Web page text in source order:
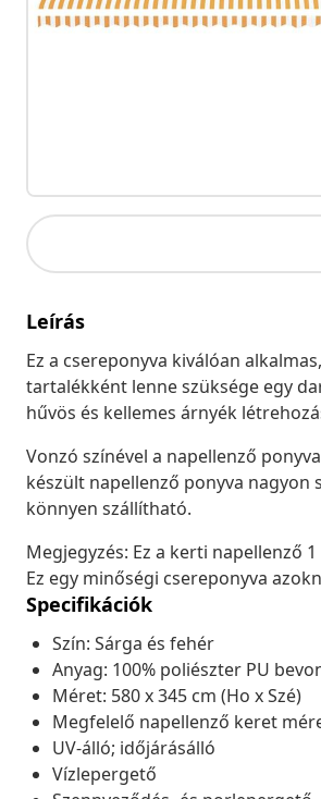
Leírás
Ez a csereponyva kiválóan
tartalékként lenne szüksége egy
hűvös és kellemes árnyék
Vonzó színével a napellenző
készült napellenző ponyva
könnyen szállítható.
Megjegyzés: Ez a kerti napellenző
Ez egy minőségi csereponyva
Specifikációk
Szín: Sárga és fehér
Anyag: 100% poliészter PU
Méret: 580 x 345 cm (Ho x Szé)
Megfelelő napellenző keret
UV-álló; időjárásálló
Vízlepergető